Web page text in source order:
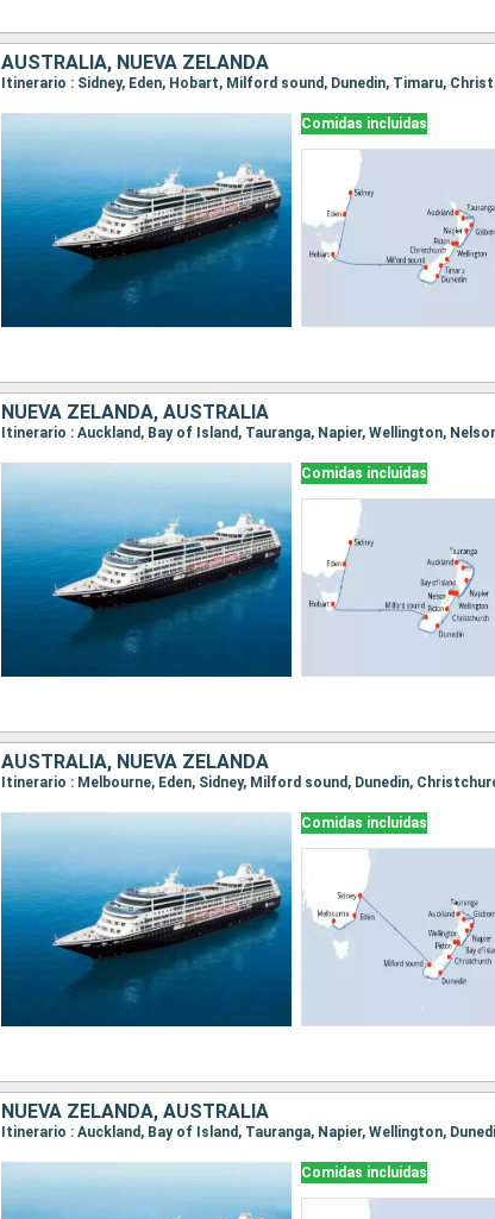
AUSTRALIA, NUEVA ZELANDA
Comidas incluidas
NUEVA ZELANDA, AUSTRALIA
Comidas incluidas
AUSTRALIA, NUEVA ZELANDA
Comidas incluidas
NUEVA ZELANDA, AUSTRALIA
Comidas incluidas